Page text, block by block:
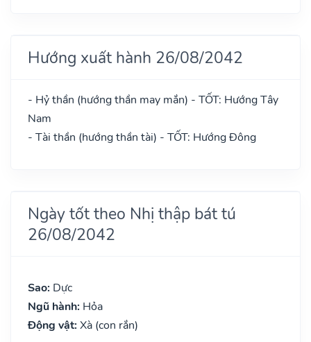
Hướng xuất hành 26/08/2042
- Hỷ thần (hướng thần may mắn) - TỐT: Hướng Tây
Nam
- Tài thần (hướng thần tài) - TỐT: Hướng Đông
Ngày tốt theo Nhị thập bát tú
26/08/2042
Sao: Dực
Ngũ hành: Hỏa
Động vật: Xà (con rắn)